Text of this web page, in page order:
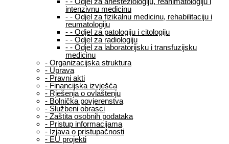
intenzivnu medicinu
- - Odjel za fizikalnu medicinu, rehabilitaciju i
reumatologiju
- - Odjel za patologiju i citologiju
- - Odjel za radiologiju
- - Odjel za laboratorijsku i transfuzijsku
medicinu
- Organizacijska struktura
- Uprava
- Pravni akti
- Financijska izvješća
- Rješenja o ovlaštenju
- Bolnička povjerenstva
- Službeni obrasci
- Zaštita osobnih podataka
- Pristup informacijama
- Izjava o pristupačnosti
- EU projekti